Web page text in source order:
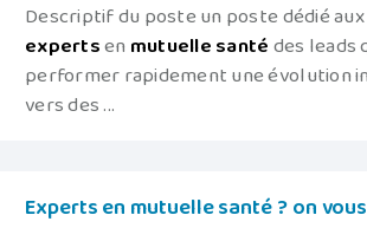
Descriptif du poste un poste dédié
expertsenmutuellesantédes leads
performer rapidement une évolution
vers des ...
Experts en mutuelle santé ? on